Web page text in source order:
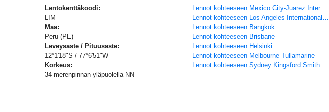
Lentokenttäkoodi:
LIM
Maa:
Peru (PE)
Leveysaste / Pituusaste:
12°1'18"S / 77°6'51"W
Korkeus:
34 merenpinnan yläpuolella NN
Lennot kohteeseen Mexico City-Juarez International
Lennot kohteeseen Los Angeles International Airport, CA
Lennot kohteeseen Bangkok
Lennot kohteeseen Brisbane
Lennot kohteeseen Helsinki
Lennot kohteeseen Melbourne Tullamarine
Lennot kohteeseen Sydney Kingsford Smith